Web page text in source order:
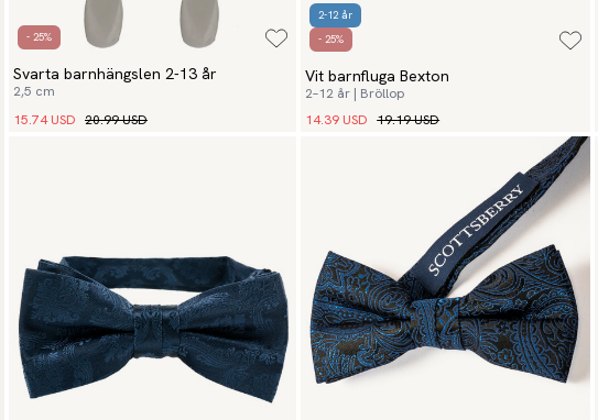
- 25%
Svarta barnhängslen 2-13 år
2,5 cm
15.74 USD 20.99 USD
2-12 år
- 25%
Vit barnfluga Bexton
2–12 år | Bröllop
14.39 USD 19.19 USD